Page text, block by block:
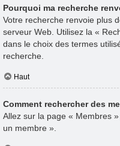
Pourquoi ma recherche
Votre recherche renvoie plus
serveur Web. Utilisez la «
dans le choix des termes
recherche.
Haut
Comment rechercher des
Allez sur la page « Membres
un membre ».